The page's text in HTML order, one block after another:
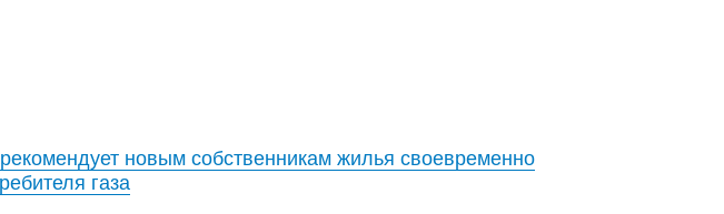
новым собственникам жилья своевременно
газа